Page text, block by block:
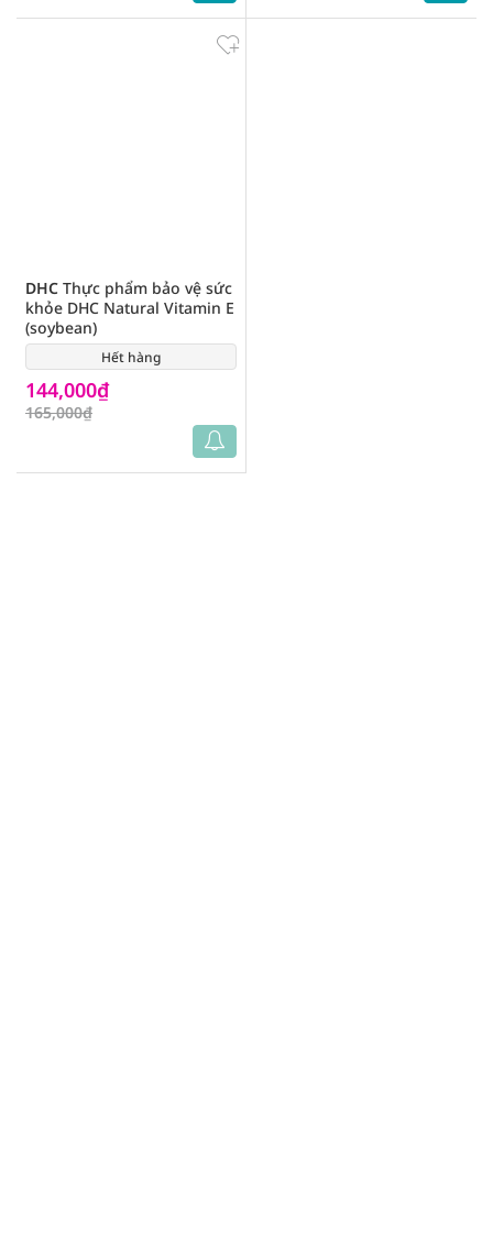
Hết hàng
DHC Thực phẩm bảo vệ sức
khỏe DHC Natural Vitamin E
(soybean)
144,000₫
165,000₫
(1)